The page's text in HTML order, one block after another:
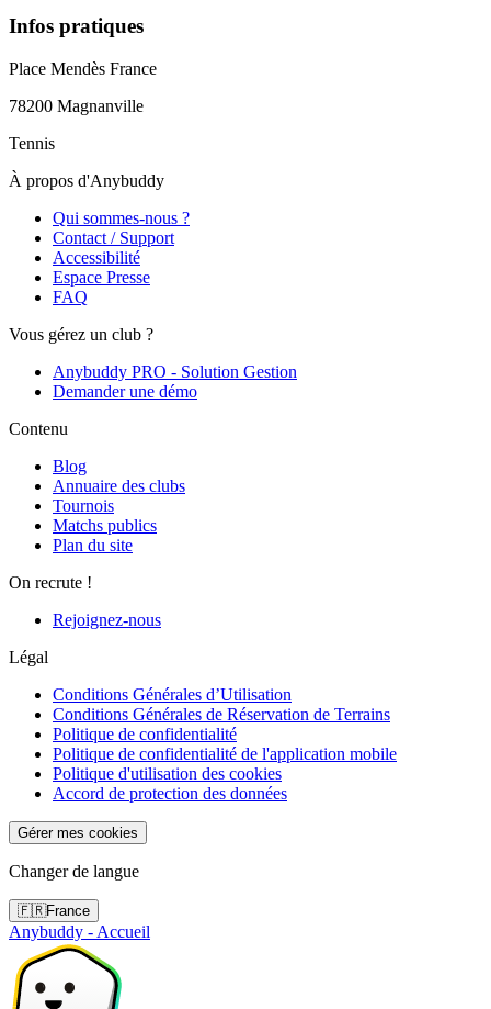
Infos pratiques
Place Mendès France
78200 Magnanville
Tennis
À propos d'Anybuddy
Qui sommes-nous ?
Contact / Support
Accessibilité
Espace Presse
FAQ
Vous gérez un club ?
Anybuddy PRO - Solution Gestion
Demander une démo
Contenu
Blog
Annuaire des clubs
Tournois
Matchs publics
Plan du site
On recrute !
Rejoignez-nous
Légal
Conditions Générales d’Utilisation
Conditions Générales de Réservation de Terrains
Politique de confidentialité
Politique de confidentialité de l'application mobile
Politique d'utilisation des cookies
Accord de protection des données
Gérer mes cookies
Changer de langue
🇫🇷France
Anybuddy - Accueil